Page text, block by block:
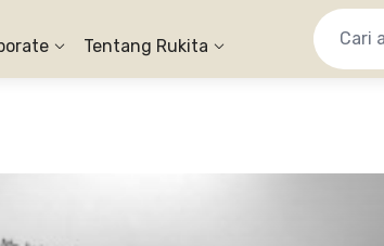
Tentang Rukita